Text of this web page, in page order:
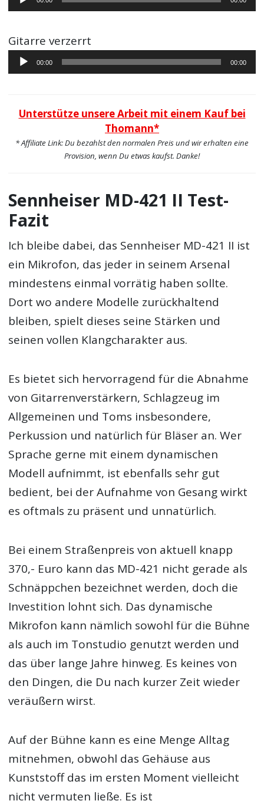
Player
Gitarre verzerrt
Audio-
Player
00:00 00:00
Unterstütze unsere Arbeit mit einem Kauf bei
Thomann*
* Affiliate Link: Du bezahlst den normalen Preis und wir erhalten eine
Provision, wenn Du etwas kaufst. Danke!
Sennheiser MD-421 II Test-
Fazit
Ich bleibe dabei, das Sennheiser MD-421 II ist
ein Mikrofon, das jeder in seinem Arsenal
mindestens einmal vorrätig haben sollte.
Dort wo andere Modelle zurückhaltend
bleiben, spielt dieses seine Stärken und
seinen vollen Klangcharakter aus.
Es bietet sich hervorragend für die Abnahme
von Gitarrenverstärkern, Schlagzeug im
Allgemeinen und Toms insbesondere,
Perkussion und natürlich für Bläser an. Wer
Sprache gerne mit einem dynamischen
Modell aufnimmt, ist ebenfalls sehr gut
bedient, bei der Aufnahme von Gesang wirkt
es oftmals zu präsent und unnatürlich.
Bei einem Straßenpreis von aktuell knapp
370,- Euro kann das MD-421 nicht gerade als
Schnäppchen bezeichnet werden, doch die
Investition lohnt sich. Das dynamische
Mikrofon kann nämlich sowohl für die Bühne
als auch im Tonstudio genutzt werden und
das über lange Jahre hinweg. Es keines von
den Dingen, die Du nach kurzer Zeit wieder
veräußern wirst.
Auf der Bühne kann es eine Menge Alltag
mitnehmen, obwohl das Gehäuse aus
Kunststoff das im ersten Moment vielleicht
nicht vermuten ließe. Es ist